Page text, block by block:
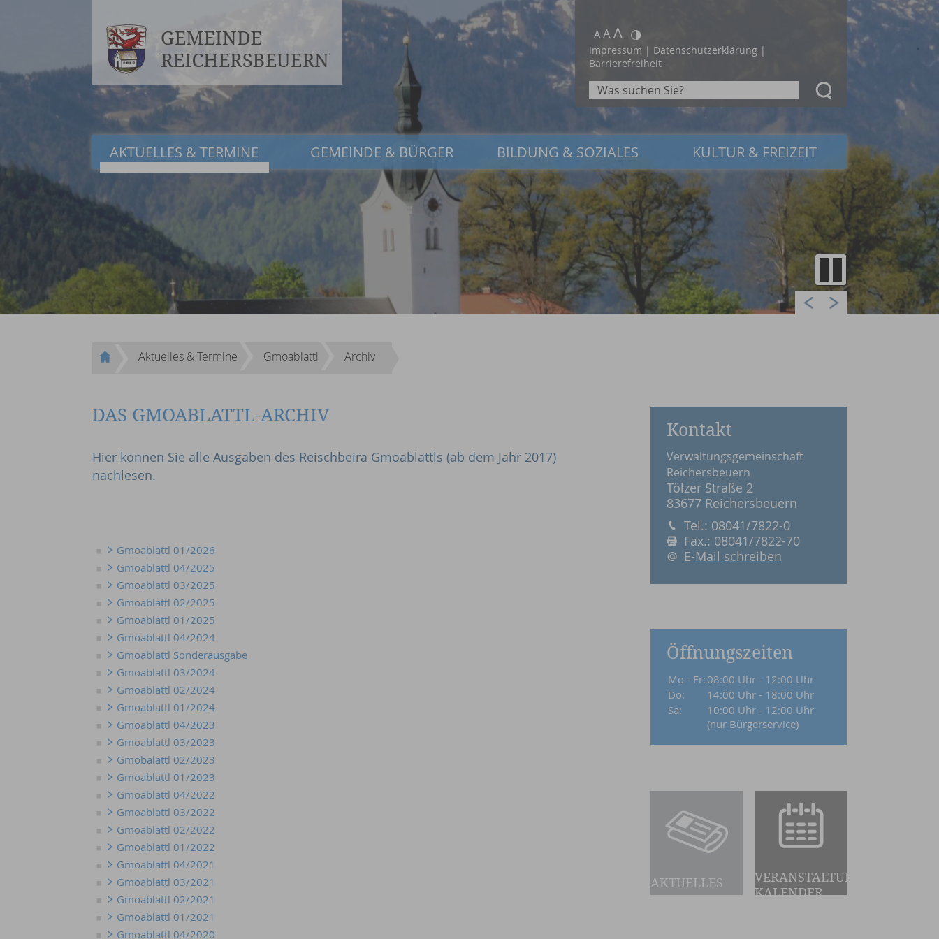
Impressum | Datenschutzerklärung |
Barrierefreiheit
AKTUELLES & TERMINE GEMEINDE & BÜRGER BILDUNG & SOZIALES KULTUR & FREIZEIT
Prev Next
Aktuelles & Termine Gmoablattl Archiv
DAS GMOABLATTL-ARCHIV
Hier können Sie alle Ausgaben des Reischbeira Gmoablattls (ab dem Jahr 2017)
nachlesen.
Gmoablattl 01/2026
Gmoablattl 04/2025
Gmoablattl 03/2025
Gmoablattl 02/2025
Gmoablattl 01/2025
Gmoablattl 04/2024
Gmoablattl Sonderausgabe
Gmoablattl 03/2024
Gmoablattl 02/2024
Gmoablattl 01/2024
Gmoablattl 04/2023
Gmoablattl 03/2023
Gmobalattl 02/2023
Gmoablattl 01/2023
Gmoablattl 04/2022
Gmoablattl 03/2022
Gmoablattl 02/2022
Gmoablattl 01/2022
Gmoablattl 04/2021
Gmoablattl 03/2021
Gmoablattl 02/2021
Gmoablattl 01/2021
Gmoablattl 04/2020
Kontakt
Verwaltungsgemeinschaft
Reichersbeuern
Tölzer Straße 2
83677 Reichersbeuern
Tel.: 08041/7822-0
Fax.: 08041/7822-70
E-Mail schreiben
Öffnungszeiten
Mo - Fr: 08:00 Uhr - 12:00 Uhr
Do:
14:00 Uhr - 18:00 Uhr
Sa:
10:00 Uhr - 12:00 Uhr
(nur Bürgerservice)
AKTUELLES
VERANSTALTUNGS-
KALENDER